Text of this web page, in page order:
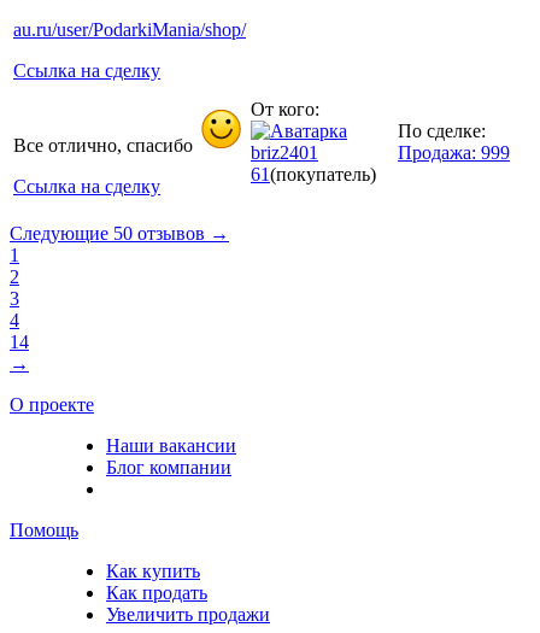
au.ru/user/PodarkiMania/shop/
Ссылка на сделку
Все отлично, спасибо
Ссылка на сделку
От кого:
briz2401
61(покупатель)
По сделке:
Продажа: 999
Следующие 50 отзывов →
1
2
3
4
14
→
О проекте
Наши вакансии
Блог компании
Помощь
Как купить
Как продать
Увеличить продажи